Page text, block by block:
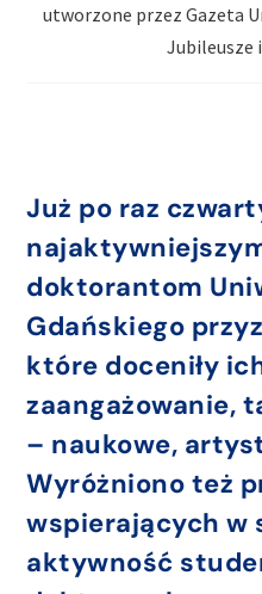
utworzone przez Gazeta
Jubileusze
Już po raz
doktorantom
Gdańskiego
które doceniły
zaangażowanie,
– naukowe,
Wyróżniono też
wspierających w
aktywność